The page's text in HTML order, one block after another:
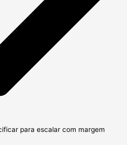
para escalar com margem